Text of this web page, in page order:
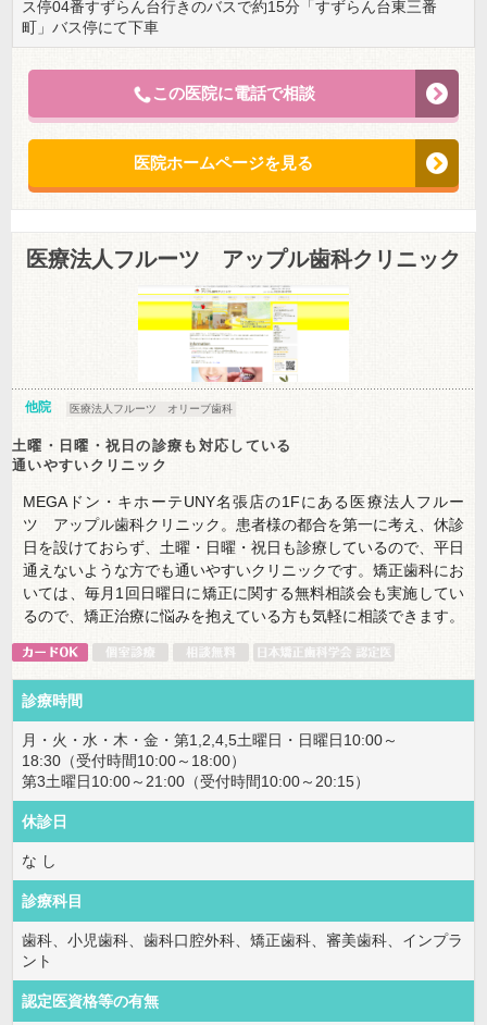
ス停04番すずらん台行きのバスで約15分「すずらん台東三番
町」バス停にて下車
この医院に電話で相談
医院ホームページを見る
医療法人フルーツ アップル歯科クリニック
他院 医療法人フルーツ オリーブ歯科
土曜・日曜・祝日の診療も対応している
通いやすいクリニック
MEGAドン・キホーテUNY名張店の1Fにある医療法人フルー
ツ アップル歯科クリニック。患者様の都合を第一に考え、休診
日を設けておらず、土曜・日曜・祝日も診療しているので、平日
通えないような方でも通いやすいクリニックです。矯正歯科にお
いては、毎月1回日曜日に矯正に関する無料相談会も実施してい
るので、矯正治療に悩みを抱えている方も気軽に相談できます。
診療時間
月・火・水・木・金・第1,2,4,5土曜日・日曜日10:00～
18:30（受付時間10:00～18:00）
第3土曜日10:00～21:00（受付時間10:00～20:15）
休診日
な し
診療科目
歯科、小児歯科、歯科口腔外科、矯正歯科、審美歯科、インプラ
ント
認定医資格等の有無